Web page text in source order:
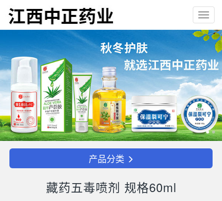
产品分类
藏药五毒喷剂 规格60ml